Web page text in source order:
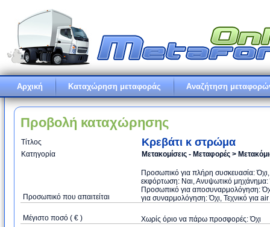
Αρχική Καταχώρηση μεταφοράς Αναζήτηση
Προβολή καταχώρησης
Τίτλος Κρεβάτι κ στρώμα
Κατηγορία Μετακομίσεις - Μεταφορές >
Προσωπικό που απαιτείται
Προσωπικό για πλήρη συσκευασία:
εκφόρτωση: Ναι, Ανυψωτικό μηχάνημα:
Προσωπικό για αποσυναρμολόγηση:
για συναρμολόγηση: Όχι, Τεχνικό για
Μέγιστο ποσό ( € ) Xωρίς όριο να πάρω προσφορές: Όχι